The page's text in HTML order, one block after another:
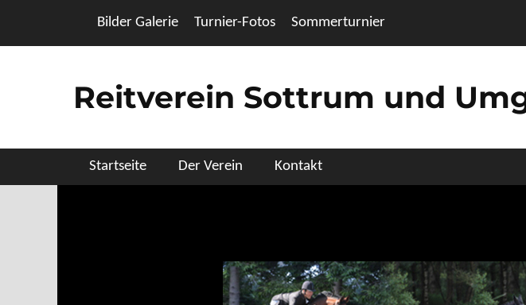
Header Top Menu
Bilder Galerie Turnier-Fotos Sommerturnier
Reitverein Sottrum und
Primäres Menü
Startseite Der Verein Kontakt